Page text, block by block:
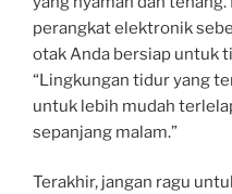
perangkat elektronik
otak Anda bersiap untuk
“Lingkungan tidur yang
untuk lebih mudah
sepanjang malam.”
Terakhir, jangan ragu